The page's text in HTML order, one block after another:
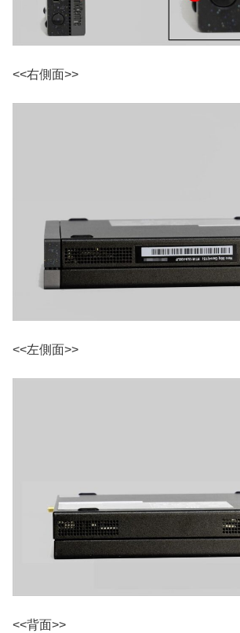
<<右側面>>
<<左側面>>
<<背面>>